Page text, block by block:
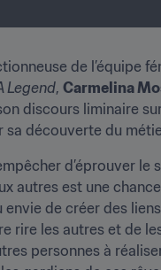
de l’équipe
Legend, Carmelina
discours liminaire
sa découverte du
d’éprouver le
autres est une
envie de créer des
rire les autres et de
personnes à